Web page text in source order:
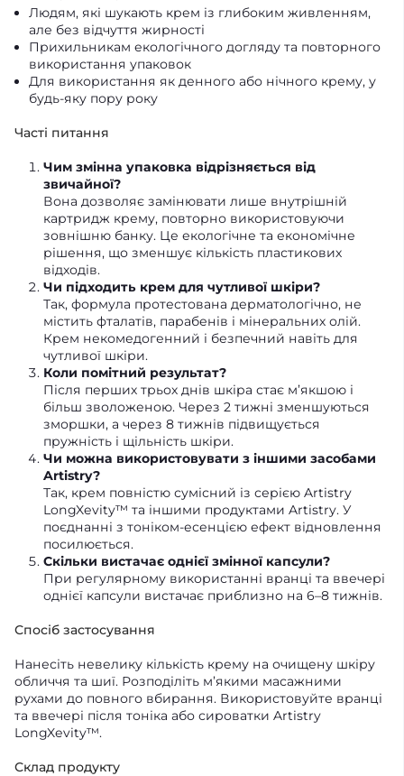
Людям, які шукають крем із глибоким живленням,
але без відчуття жирності
Прихильникам екологічного догляду та повторного
використання упаковок
Для використання як денного або нічного крему, у
будь-яку пору року
Часті питання
Чим змінна упаковка відрізняється від
звичайної?
Вона дозволяє замінювати лише внутрішній
картридж крему, повторно використовуючи
зовнішню банку. Це екологічне та економічне
рішення, що зменшує кількість пластикових
відходів.
Чи підходить крем для чутливої шкіри?
Так, формула протестована дерматологічно, не
містить фталатів, парабенів і мінеральних олій.
Крем некомедогенний і безпечний навіть для
чутливої шкіри.
Коли помітний результат?
Після перших трьох днів шкіра стає м’якшою і
більш зволоженою. Через 2 тижні зменшуються
зморшки, а через 8 тижнів підвищується
пружність і щільність шкіри.
Чи можна використовувати з іншими засобами
Artistry?
Так, крем повністю сумісний із серією Artistry
LongXevity™ та іншими продуктами Artistry. У
поєднанні з тоніком-есенцією ефект відновлення
посилюється.
Скільки вистачає однієї змінної капсули?
При регулярному використанні вранці та ввечері
однієї капсули вистачає приблизно на 6–8 тижнів.
Спосіб застосування
Нанесіть невелику кількість крему на очищену шкіру
обличчя та шиї. Розподіліть м’якими масажними
рухами до повного вбирання. Використовуйте вранці
та ввечері після тоніка або сироватки Artistry
LongXevity™.
Склад продукту